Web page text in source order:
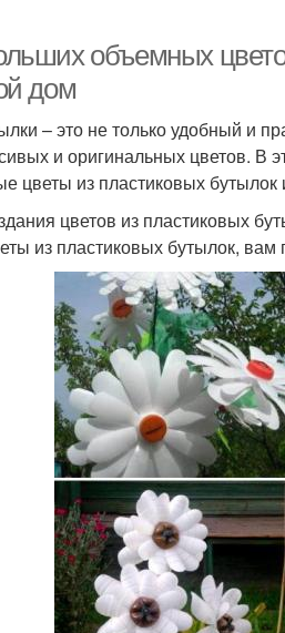
объемных
дом
– это не только удобный и
и оригинальных цветов. В
цветы из пластиковых бутылок
цветов из пластиковых
из пластиковых бутылок,